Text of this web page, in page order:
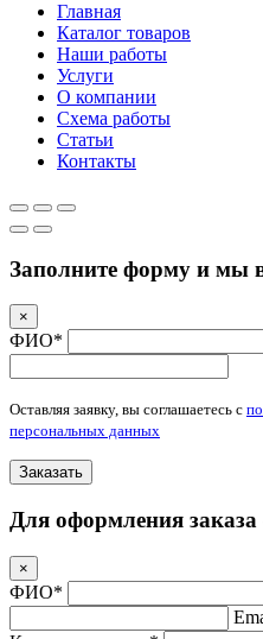
Главная
Каталог товаров
Наши работы
Услуги
О компании
Схема работы
Статьи
Контакты
Заполните форму и мы
×
ФИО*
Оставляя заявку, вы соглашаетесь с
персональных данных
Заказать
Для оформления
×
ФИО*